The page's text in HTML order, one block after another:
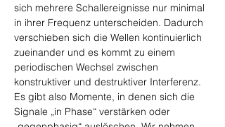
sich mehrere Schallereignisse nur minimal
in ihrer Frequenz unterscheiden. Dadurch
verschieben sich die Wellen kontinuierlich
zueinander und es kommt zu einem
periodischen Wechsel zwischen
konstruktiver und destruktiver Interferenz.
Es gibt also Momente, in denen sich die
Signale „in Phase“ verstärken oder